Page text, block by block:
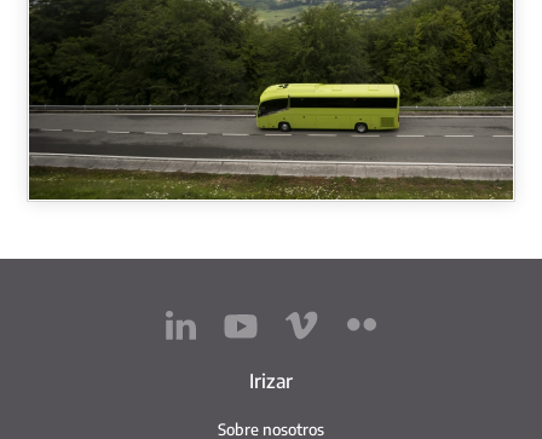
Irizar
Sobre nosotros